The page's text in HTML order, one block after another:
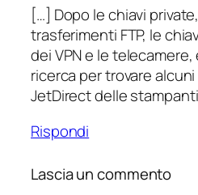
[…] Dopo le chiavi
trasferimenti FTP, le
dei VPN e le
ricerca per trovare
JetDirect delle
Rispondi
Lascia un commento